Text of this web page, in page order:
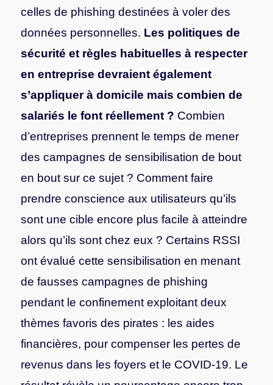
celles de phishing destinées à voler des
données personnelles. Les politiques de
sécurité et règles habituelles à respecter
en entreprise devraient également
s’appliquer à domicile mais combien de
salariés le font réellement ? Combien
d’entreprises prennent le temps de mener
des campagnes de sensibilisation de bout
en bout sur ce sujet ? Comment faire
prendre conscience aux utilisateurs qu’ils
sont une cible encore plus facile à atteindre
alors qu’ils sont chez eux ? Certains RSSI
ont évalué cette sensibilisation en menant
de fausses campagnes de phishing
pendant le confinement exploitant deux
thèmes favoris des pirates : les aides
financières, pour compenser les pertes de
revenus dans les foyers et le COVID-19. Le